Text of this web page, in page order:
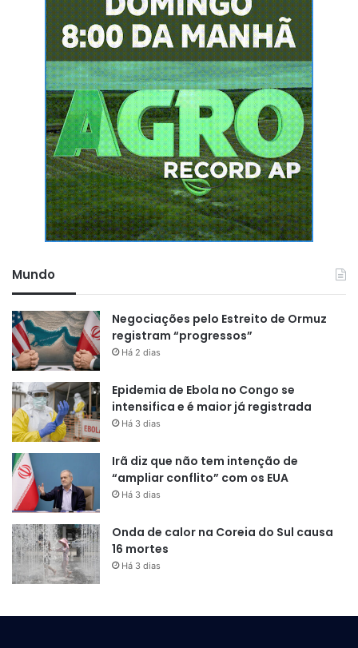
Mundo
Negociações pelo Estreito de Ormuz
registram “progressos”
Há 2 dias
Epidemia de Ebola no Congo se
intensifica e é maior já registrada
Há 3 dias
Irã diz que não tem intenção de
“ampliar conflito” com os EUA
Há 3 dias
Onda de calor na Coreia do Sul causa
16 mortes
Há 3 dias